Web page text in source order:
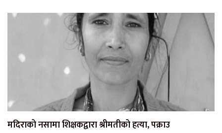
मदिराको नसामा शिक्षकद्वारा श्रीमतीको हत्या, पक्राउ